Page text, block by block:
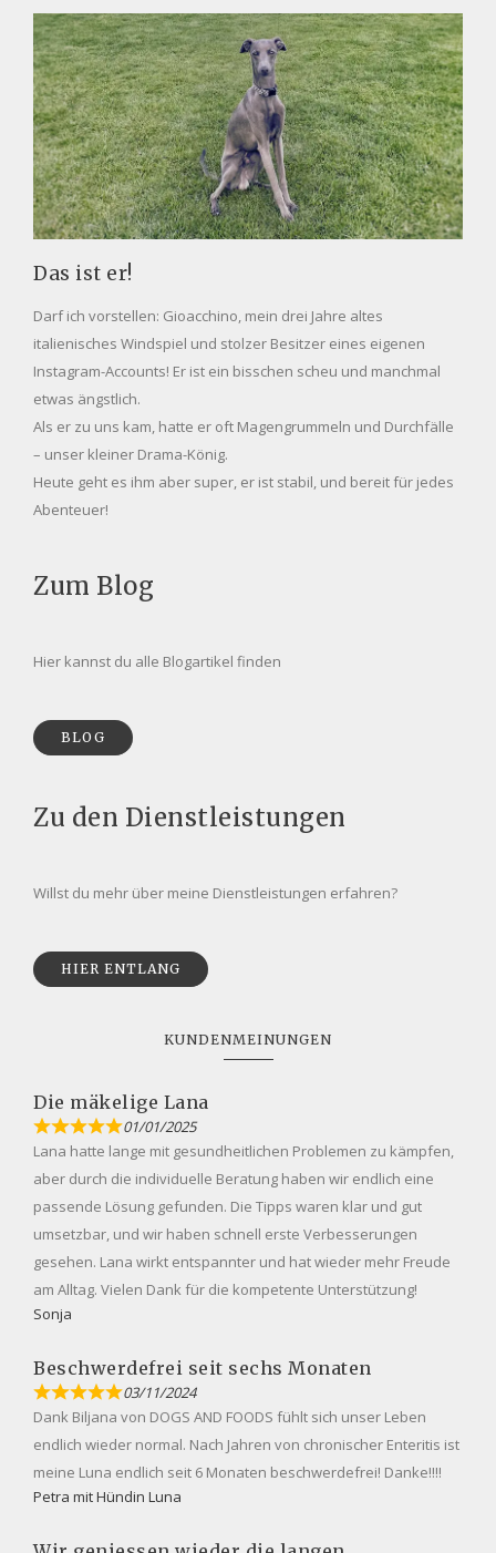
Das ist er!
Darf ich vorstellen: Gioacchino, mein drei Jahre altes
italienisches Windspiel und stolzer Besitzer eines eigenen
Instagram-Accounts! Er ist ein bisschen scheu und manchmal
etwas ängstlich.
Als er zu uns kam, hatte er oft Magengrummeln und Durchfälle
– unser kleiner Drama-König.
Heute geht es ihm aber super, er ist stabil, und bereit für jedes
Abenteuer!
Zum Blog
Hier kannst du alle Blogartikel finden
BLOG
Zu den Dienstleistungen
Willst du mehr über meine Dienstleistungen erfahren?
HIER ENTLANG
KUNDENMEINUNGEN
Die mäkelige Lana
01/01/2025
Lana hatte lange mit gesundheitlichen Problemen zu kämpfen,
aber durch die individuelle Beratung haben wir endlich eine
passende Lösung gefunden. Die Tipps waren klar und gut
umsetzbar, und wir haben schnell erste Verbesserungen
gesehen. Lana wirkt entspannter und hat wieder mehr Freude
am Alltag. Vielen Dank für die kompetente Unterstützung!
Sonja
Beschwerdefrei seit sechs Monaten
03/11/2024
Dank Biljana von DOGS AND FOODS fühlt sich unser Leben
endlich wieder normal. Nach Jahren von chronischer Enteritis ist
meine Luna endlich seit 6 Monaten beschwerdefrei! Danke!!!!
Petra mit Hündin Luna